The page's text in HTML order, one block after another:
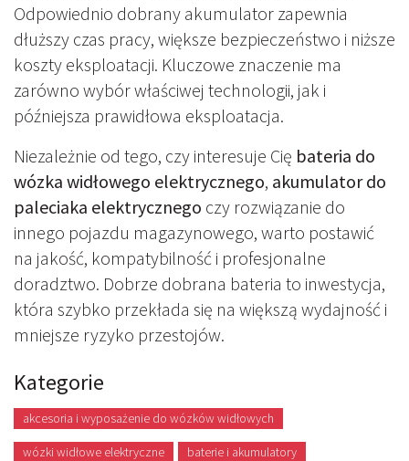
Odpowiednio dobrany akumulator zapewnia
dłuższy czas pracy, większe bezpieczeństwo i niższe
koszty eksploatacji. Kluczowe znaczenie ma
zarówno wybór właściwej technologii, jak i
późniejsza prawidłowa eksploatacja.
Niezależnie od tego, czy interesuje Cię bateria do
wózka widłowego elektrycznego, akumulator do
paleciaka elektrycznego czy rozwiązanie do
innego pojazdu magazynowego, warto postawić
na jakość, kompatybilność i profesjonalne
doradztwo. Dobrze dobrana bateria to inwestycja,
która szybko przekłada się na większą wydajność i
mniejsze ryzyko przestojów.
Kategorie
akcesoria i wyposażenie do wózków widłowych
wózki widłowe elektryczne baterie i akumulatory